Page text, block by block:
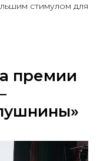
стимулом для
премии